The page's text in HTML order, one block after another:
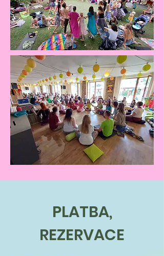
PLATBA,
REZERVACE